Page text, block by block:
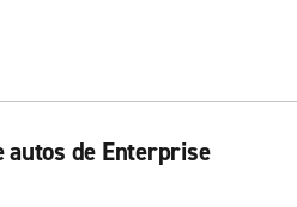
autos de Enterprise